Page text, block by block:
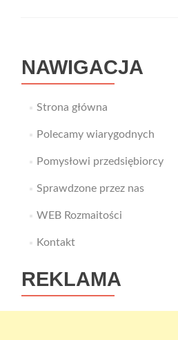
NAWIGACJA
Strona główna
Polecamy wiarygodnych
Pomysłowi przedsiębiorcy
Sprawdzone przez nas
WEB Rozmaitości
Kontakt
REKLAMA